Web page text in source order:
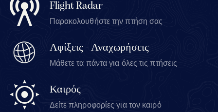
Flight Radar
Παρακολουθήστε την πτήση σας
Αφίξεις - Αναχωρήσεις
Μάθετε τα πάντα για όλες τις πτήσεις
Καιρός
Δείτε πληροφορίες για τον καιρό